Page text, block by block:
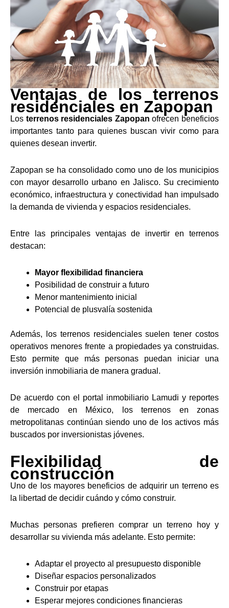
Ventajas de los terrenos
residenciales en Zapopan
Los terrenos residenciales Zapopan ofrecen beneficios
importantes tanto para quienes buscan vivir como para
quienes desean invertir.
Zapopan se ha consolidado como uno de los municipios
con mayor desarrollo urbano en Jalisco. Su crecimiento
económico, infraestructura y conectividad han impulsado
la demanda de vivienda y espacios residenciales.
Entre las principales ventajas de invertir en terrenos
destacan:
Mayor flexibilidad financiera
Posibilidad de construir a futuro
Menor mantenimiento inicial
Potencial de plusvalía sostenida
Además, los terrenos residenciales suelen tener costos
operativos menores frente a propiedades ya construidas.
Esto permite que más personas puedan iniciar una
inversión inmobiliaria de manera gradual.
De acuerdo con el portal inmobiliario Lamudi y reportes
de mercado en México, los terrenos en zonas
metropolitanas continúan siendo uno de los activos más
buscados por inversionistas jóvenes.
Flexibilidad de
construcción
Uno de los mayores beneficios de adquirir un terreno es
la libertad de decidir cuándo y cómo construir.
Muchas personas prefieren comprar un terreno hoy y
desarrollar su vivienda más adelante. Esto permite:
Adaptar el proyecto al presupuesto disponible
Diseñar espacios personalizados
Construir por etapas
Esperar mejores condiciones financieras